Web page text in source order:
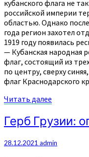
кубанского флага не
российской империи
областью. Однако
года регион захотел
1919 году появилась
— Кубанская народная
флаг, состоящий из
по центру, сверху
флаг Краснодарского
Читать далее
Герб
Грузии:
значение
Герб Грузии:
28.12.2021 admin